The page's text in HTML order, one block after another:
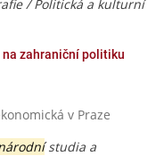
/ Politická a kulturní
zahraniční politiku
v Praze
studia a